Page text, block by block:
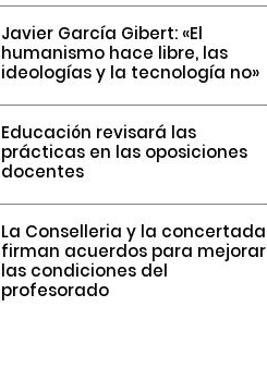
Javier García Gibert: «El
humanismo hace libre, las
ideologías y la tecnología no»
Educación revisará las
prácticas en las oposiciones
docentes
La Conselleria y la concertada
firman acuerdos para mejorar
las condiciones del
profesorado